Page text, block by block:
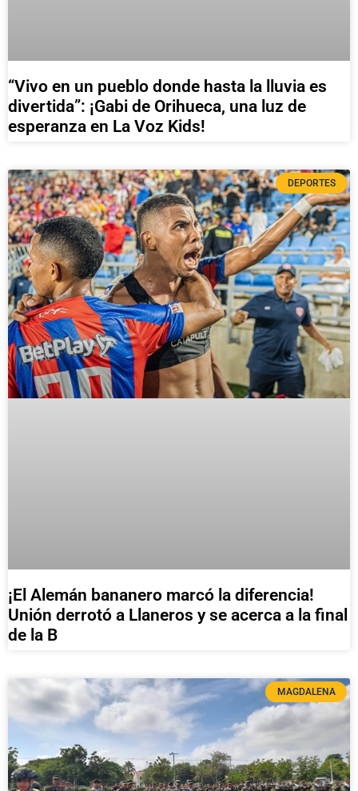
“Vivo en un pueblo donde hasta la lluvia es
divertida”: ¡Gabi de Orihueca, una luz de
esperanza en La Voz Kids!
DEPORTES
¡El Alemán bananero marcó la diferencia!
Unión derrotó a Llaneros y se acerca a la final
de la B
MAGDALENA